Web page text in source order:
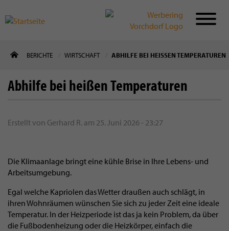
zum
BERICHTE WIRTSCHAFT ABHILFE BEI HEISSEN TEMPERATUREN
Abhilfe bei heißen Temperaturen
Erstellt von Gerhard R. am 25. Juni 2026 - 23:27
Die Klimaanlage bringt eine kühle Brise in Ihre Lebens- und
Arbeitsumgebung.
Egal welche Kapriolen das Wetter draußen auch schlägt, in
ihren Wohnräumen wünschen Sie sich zu jeder Zeit eine ideale
Temperatur. In der Heizperiode ist das ja kein Problem, da über
die Fußbodenheizung oder die Heizkörper, einfach die